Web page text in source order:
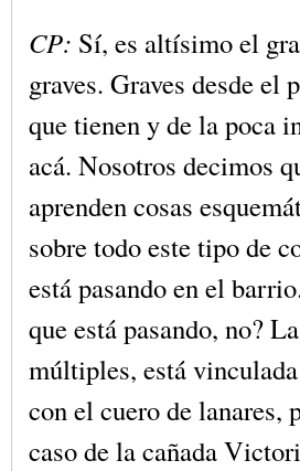
CP: Sí, es altísimo el
graves. Graves desde
que tienen y de la poca
acá. Nosotros decimos
aprenden cosas
sobre todo este tipo de
está pasando en el
que está pasando, no?
múltiples, está
con el cuero de lanares,
caso de la cañada